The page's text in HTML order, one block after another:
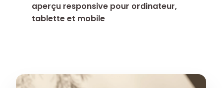
aperçu responsive pour ordinateur,
tablette et mobile